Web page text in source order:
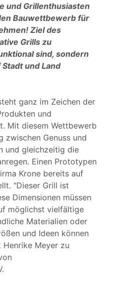
und Grillenthusiasten
Bauwettbewerb für
Ziel des
Grills zu
sind, sondern
und Land
ganz im Zeichen der
und
Mit diesem Wettbewerb
zwischen Genuss und
und gleichzeitig die
Einen Prototypen
Krone bereits auf
Dieser Grill ist
Dimensionen müssen
möglichst vielfältige
Materialien oder
und Ideen können
Henrike Meyer zu